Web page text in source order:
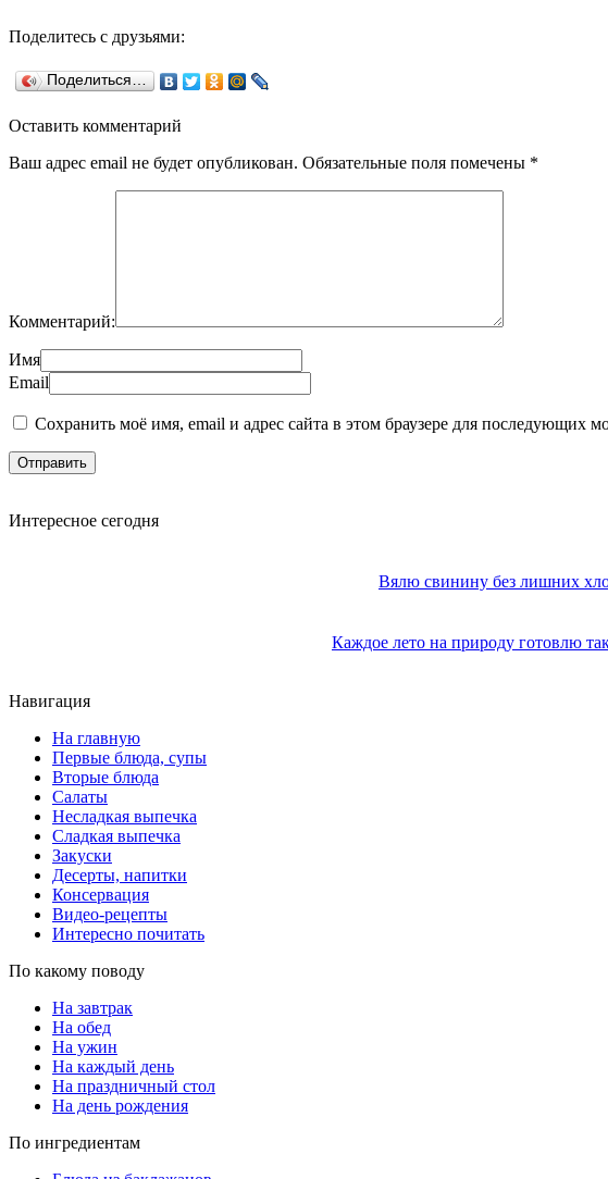
Поделитесь с друзьями:
Поделиться…
Оставить комментарий
Ваш адрес email не будет опубликован. Обязательные поля помечены *
Комментарий:
Имя
Email
Сохранить моё имя, email и адрес сайта в этом браузере для последующих
Интересное сегодня
Вялю свинину без лишних
Каждое лето на природу готовлю
Навигация
На главную
Первые блюда, супы
Вторые блюда
Салаты
Несладкая выпечка
Сладкая выпечка
Закуски
Десерты, напитки
Консервация
Видео-рецепты
Интересно почитать
По какому поводу
На завтрак
На обед
На ужин
На каждый день
На праздничный стол
На день рождения
По ингредиентам